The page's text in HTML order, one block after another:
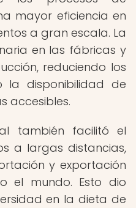
mayor eficiencia en
a gran escala. La
en las fábricas y
reduciendo los
la disponibilidad de
accesibles.
también facilitó el
a largas distancias,
y exportación
el mundo. Esto dio
en la dieta de